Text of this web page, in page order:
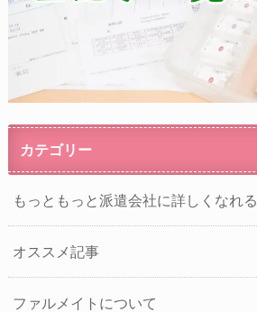
カテゴリー
もっともっと派遣会社に詳しくなれる
オススメ記事
ファルメイトについて